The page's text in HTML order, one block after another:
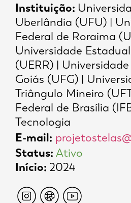
Instituição:
Uberlândia (UFU) |
Federal de Roraima
Universidade
(UERR) |
Goiás (UFG) |
Triângulo Mineiro
Federal de Brasília
Tecnologia
E-mail:
Status: Ativo
Início: 2024